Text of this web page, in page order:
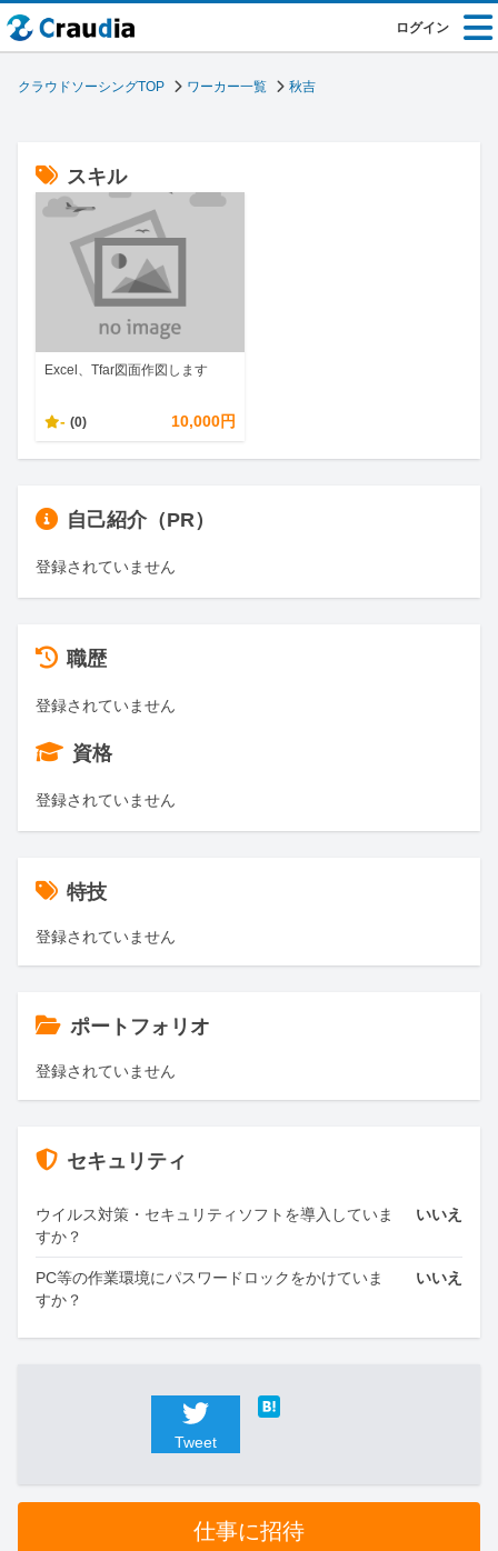
ログイン
クラウドソーシングTOP ワーカー一覧 秋吉
スキル
Excel、Tfar図面作図します
- (0) 10,000円
自己紹介（PR）
登録されていません
職歴
登録されていません
資格
登録されていません
特技
登録されていません
ポートフォリオ
登録されていません
セキュリティ
ウイルス対策・セキュリティソフトを導入していま
すか？
いいえ
PC等の作業環境にパスワードロックをかけていま
すか？
いいえ
Tweet
仕事に招待